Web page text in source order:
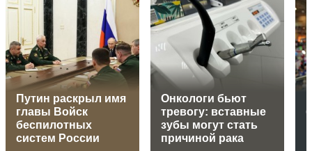
Путин раскрыл имя
главы Войск
беспилотных
систем России
Онкологи бьют
тревогу: вставные
зубы могут стать
причиной рака